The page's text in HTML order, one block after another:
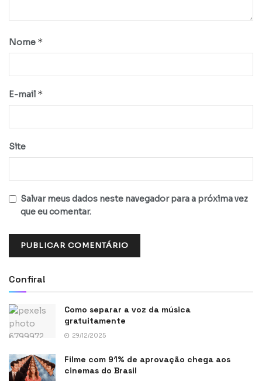
Nome *
E-mail *
Site
Salvar meus dados neste navegador para a próxima vez
que eu comentar.
Confira!
Como separar a voz da música
gratuitamente
29/12/2025
Filme com 91% de aprovação chega aos
cinemas do Brasil